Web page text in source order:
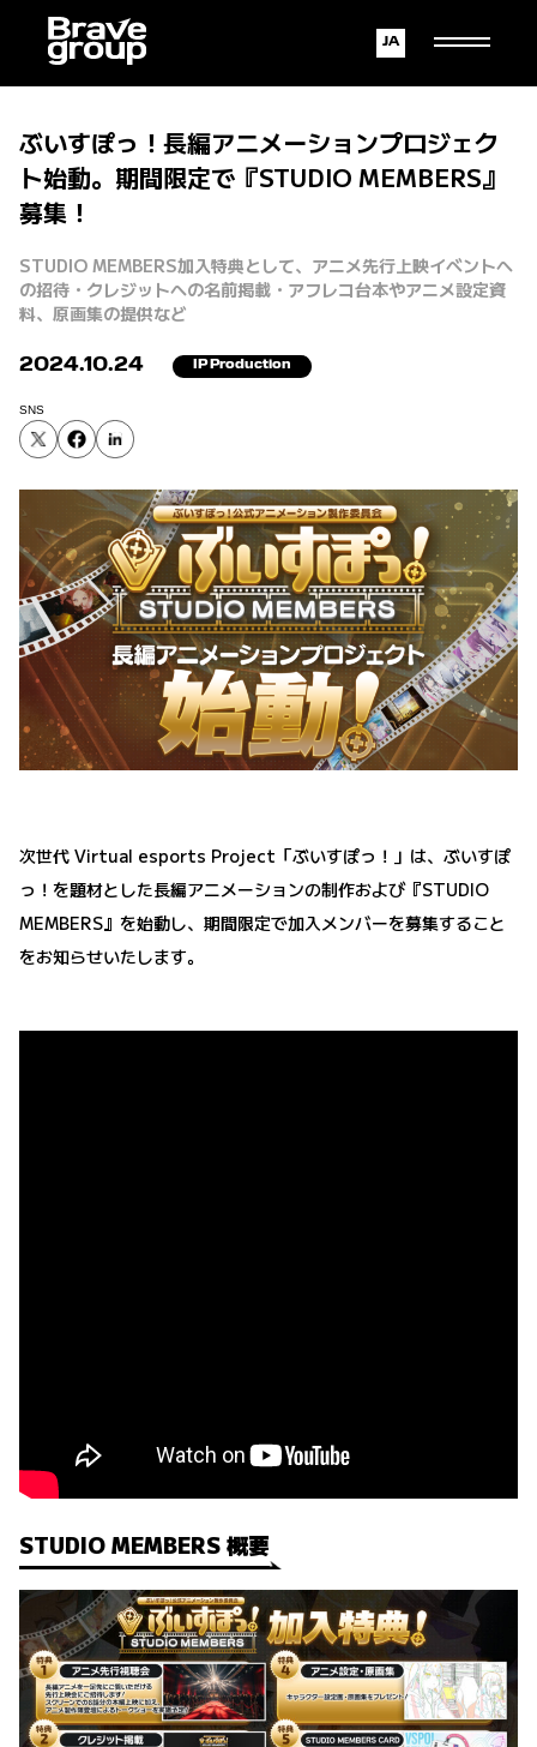
English
Japanese
ぶいすぽっ！長編アニメーションプロジェク
ト始動。期間限定で『STUDIO MEMBERS』
募集！
STUDIO MEMBERS加入特典として、アニメ先行上映イベントへ
の招待・クレジットへの名前掲載・アフレコ台本やアニメ設定資
料、原画集の提供など
2024.10.24 IP Production
SNS
次世代 Virtual esports Project「ぶいすぽっ！」は、ぶいすぽ
っ！を題材とした長編アニメーションの制作および『STUDIO
MEMBERS』を始動し、期間限定で加入メンバーを募集すること
をお知らせいたします。
STUDIO MEMBERS 概要